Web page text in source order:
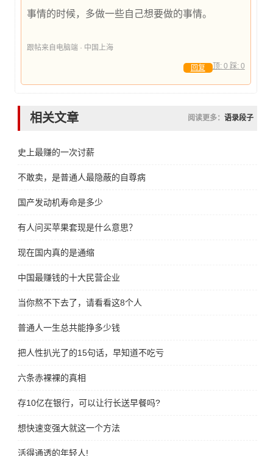
事情的时候，多做一些自己想要做的事情。
跟帖来自电脑端 · 中国上海
顶: 0 踩: 0
回复
相关文章 阅读更多： 语录段子
史上最赚的一次讨薪
不敢卖，是普通人最隐蔽的自尊病
国产发动机寿命是多少
有人问买苹果套现是什么意思？
现在国内真的是通缩
中国最赚钱的十大民营企业
当你熬不下去了，请看看这8个人
普通人一生总共能挣多少钱
把人性扒光了的15句话，早知道不吃亏
六条赤裸裸的真相
存10亿在银行，可以让行长送早餐吗?
想快速变强大就这一个方法
活得通透的年轻人!